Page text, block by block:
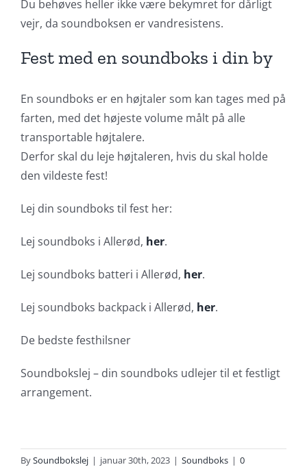
Du behøves heller ikke være bekymret for dårligt
vejr, da soundboksen er vandresistens.
Fest med en soundboks i din by
En soundboks er en højtaler som kan tages med på
farten, med det højeste volume målt på alle
transportable højtalere.
Derfor skal du leje højtaleren, hvis du skal holde
den vildeste fest!
Lej din soundboks til fest her:
Lej soundboks i Allerød, her.
Lej soundboks batteri i Allerød, her.
Lej soundboks backpack i Allerød, her.
De bedste festhilsner
Soundbokslej – din soundboks udlejer til et festligt
arrangement.
BySoundbokslej | januar 30th, 2023 | Soundboks | 0